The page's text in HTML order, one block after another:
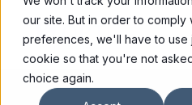
our site. But in order to comply
preferences, we'll have to use
cookie so that you're not
choice again.